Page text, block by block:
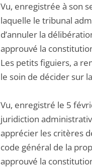
Vu, enregistrée à son
laquelle le tribunal
d’annuler la
approuvé la
Les petits figuiers, a
le soin de décider sur
Vu, enregistré le 5
juridiction
apprécier les critères
code général de la
approuvé la